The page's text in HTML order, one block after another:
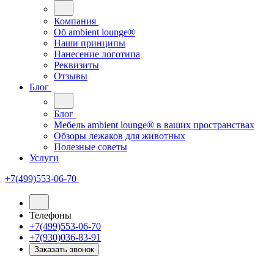
Компания
Oб ambient lounge®
Наши принципы
Нанесение логотипа
Реквизиты
Отзывы
Блог
Блог
Мебель ambient lounge® в ваших пространствах
Обзоры лежаков для животных
Полезные советы
Услуги
+7(499)553-06-70
Телефоны
+7(499)553-06-70
+7(930)036-83-91
Заказать звонок